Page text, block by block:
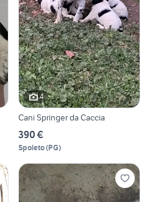
4
Cani Springer da Caccia
390 €
Spoleto(PG)